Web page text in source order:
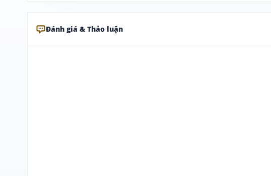
Đánh giá & Thảo luận